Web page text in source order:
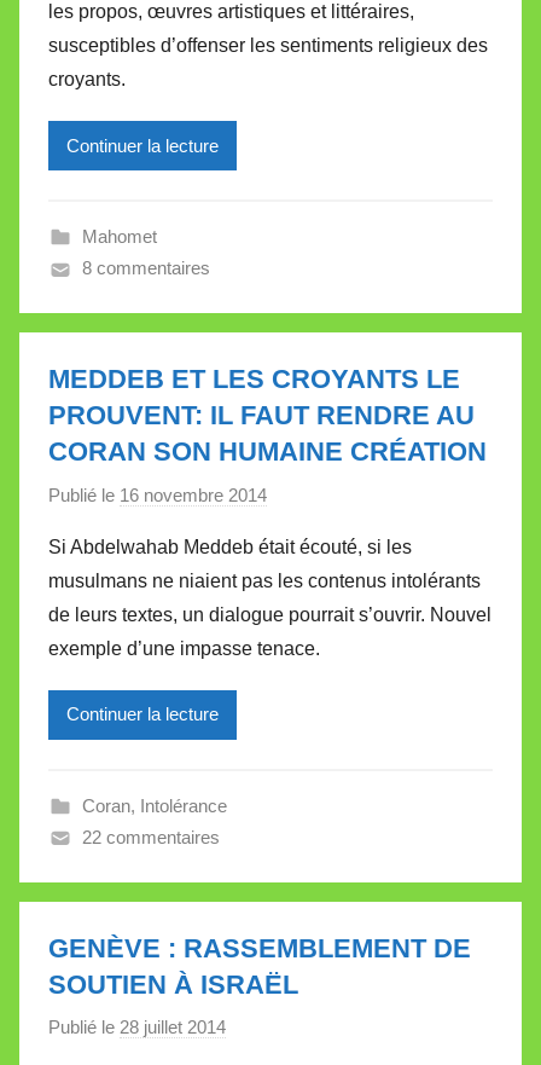
e
i
e
les propos, œuvres artistiques et littéraires,
susceptibles d’offenser les sentiments religieux des
croyants.
Continuer la lecture
Mahomet
8 commentaires
MEDDEB ET LES CROYANTS LE
PROUVENT: IL FAUT RENDRE AU
CORAN SON HUMAINE CRÉATION
Publié le 16 novembre 2014
r
M
i
r
l
l
t
Si Abdelwahab Meddeb était écouté, si les
musulmans ne niaient pas les contenus intolérants
de leurs textes, un dialogue pourrait s’ouvrir. Nouvel
exemple d’une impasse tenace.
Continuer la lecture
Coran, Intolérance
22 commentaires
GENÈVE : RASSEMBLEMENT DE
SOUTIEN À ISRAËL
Publié le 28 juillet 2014